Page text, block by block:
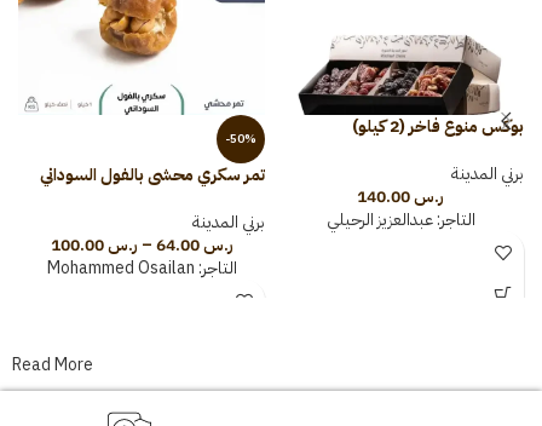
بوكس منوع فاخر (2 كيلو)
برني المدينة
ر.س
التاجر:عبدالعزيز الرحيلي
-50%
تمر سكري محشي بالفول السوداني
برني المدينة
ر.س64.00
– ر.س100.00
التاجر: Mohammed Osailan
Read More